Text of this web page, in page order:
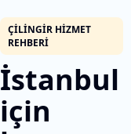
ÇILINGIR HIZMET
REHBERI
İstanbul
için